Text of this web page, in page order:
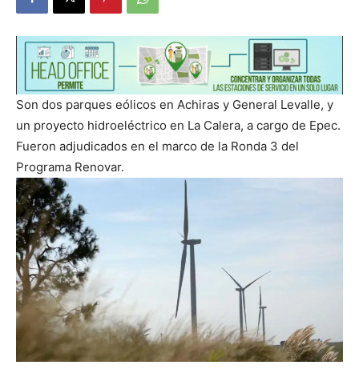
Son dos parques eólicos en Achiras y General Levalle, y
un proyecto hidroeléctrico en La Calera, a cargo de Epec.
Fueron adjudicados en el marco de la Ronda 3 del
Programa Renovar.